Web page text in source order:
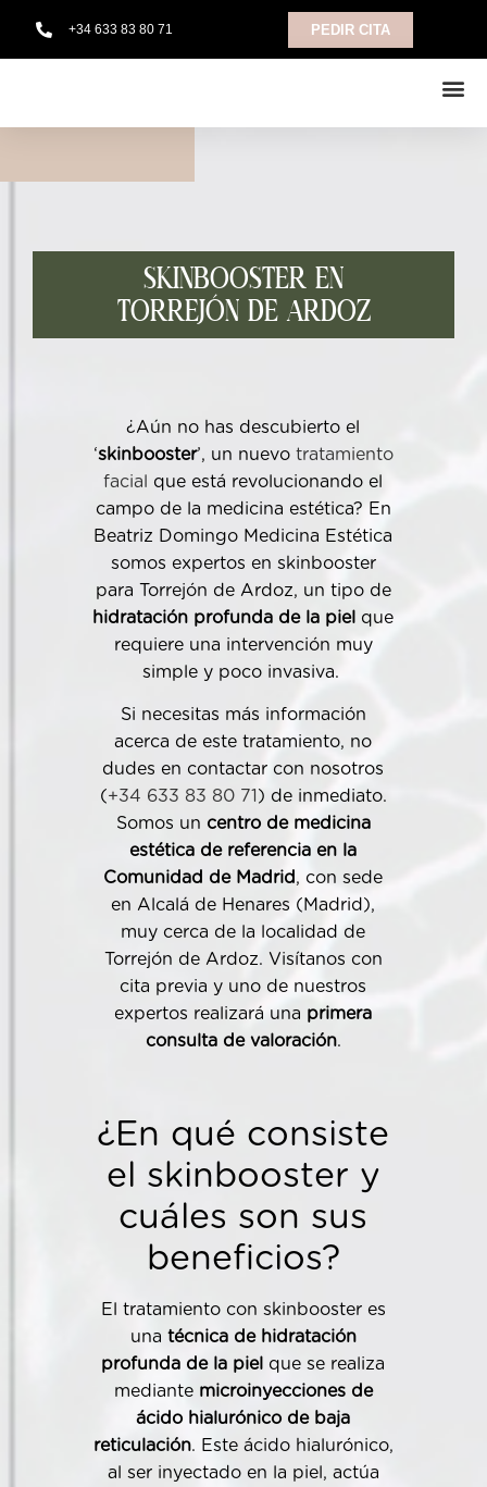
+34 633 83 80 71 PEDIR CITA
Skinbooster en
Torrejón de Ardoz
¿Aún no has descubierto el
‘skinbooster’, un nuevo tratamiento
facial
que está revolucionando el
campo de la medicina estética? En
Beatriz Domingo Medicina Estética
somos expertos en skinbooster
para Torrejón de Ardoz, un tipo de
hidratación profunda de la piel que
requiere una intervención muy
simple y poco invasiva.
Si necesitas más información
acerca de este tratamiento, no
dudes en contactar con nosotros
(+34 633 83 80 71 ) de inmediato.
Somos un centro de medicina
estética de referencia en la
Comunidad de Madrid, con sede
en Alcalá de Henares (Madrid),
muy cerca de la localidad de
Torrejón de Ardoz. Visítanos con
cita previa y uno de nuestros
expertos realizará una primera
consulta de valoración.
¿En qué consiste
el skinbooster y
cuáles son sus
beneficios?
El tratamiento con skinbooster es
una técnica de hidratación
profunda de la piel que se realiza
mediante microinyecciones de
ácido hialurónico de baja
reticulación. Este ácido hialurónico,
al ser inyectado en la piel, actúa